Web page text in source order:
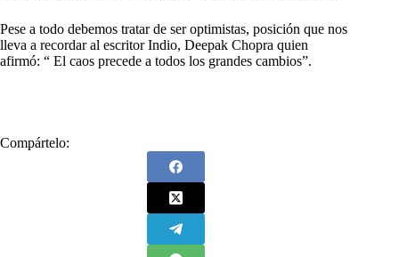
Pese a todo debemos tratar de ser optimistas, posición que nos
lleva a recordar al escritor Indio, Deepak Chopra quien
afirmó: “ El caos precede a todos los grandes cambios”.
Compártelo: